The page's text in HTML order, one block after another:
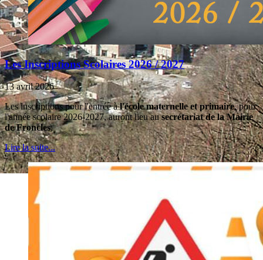
Les Inscriptions Scolaires 2026 / 2027
13 avril 2026
Les inscriptions pour l'entrée àl'école maternelle et primaire, pour
l'année scolaire 2026-2027, auront lieu ausecrétariat de la Mairie
de Froncles,
Lire la suite...